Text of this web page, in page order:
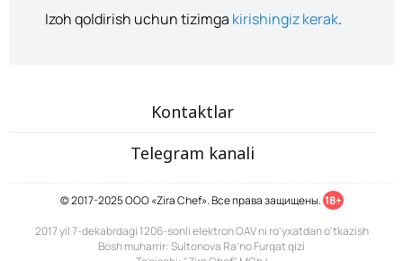
Izoh qoldirish uchun tizimga kirishingiz kerak.
Kontaktlar
Telegram kanali
© 2017-2025 ООО «Zira Chef». Все права защищены. 18+
2017 yil 7-dekabrdagi 1206-sonli elektron OAV ni ro'yxatdan o'tkazish
Bosh muharrir: Sultonova Ra’no Furqat qizi